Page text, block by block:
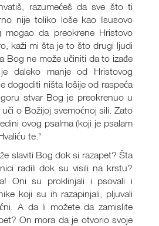
razumećeš da sve što ti
nije toliko loše kao Isusovo
mogao da preokrene Hristovo
kaži mi šta je to što drugi ljudi
Bog ne može učiniti da to izađe
daleko manje od Hristovog
dogoditi ništa lošije od raspeća
stvar Bog je preokrenuo u
o Božijoj svemoćnoj sili. Zato
ovog psalma (koji je psalam
te.“
slaviti Bog dok si razapet? Šta
radili dok su visili na krstu?
Oni su proklinjali i psovali i
koji su ih razapinjali, pljuvali
A da li možete da zamislite
On mora da je otvorio svoje